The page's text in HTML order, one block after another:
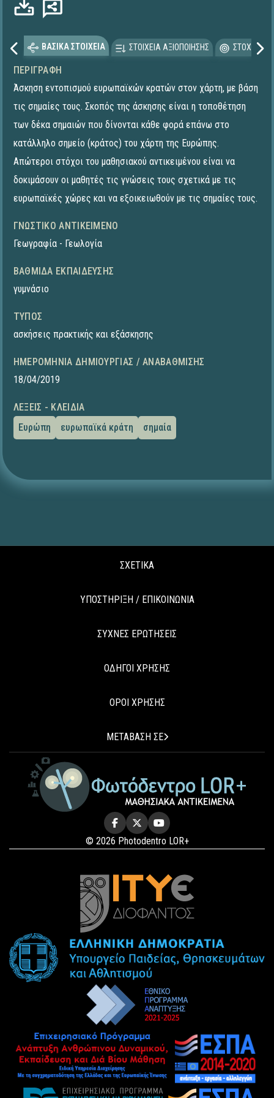
ΒΑΣΙΚΑ ΣΤΟΙΧΕΙΑ ΣΤΟΙΧΕΙΑ ΑΞΙΟΠΟΙΗΣΗΣ
ΠΕΡΙΓΡΑΦΉ
Άσκηση εντοπισμού ευρωπαϊκών κρατών στον χάρτη, με βάση
τις σημαίες τους. Σκοπός της άσκησης είναι η τοποθέτηση
των δέκα σημαιών που δίνονται κάθε φορά επάνω στο
κατάλληλο σημείο (κράτος) του χάρτη της Ευρώπης.
Απώτεροι στόχοι του μαθησιακού αντικειμένου είναι να
δοκιμάσουν οι μαθητές τις γνώσεις τους σχετικά με τις
ευρωπαϊκές χώρες και να εξοικειωθούν με τις σημαίες τους.
ΓΝΩΣΤΙΚΌ ΑΝΤΙΚΕΊΜΕΝΟ
Γεωγραφία - Γεωλογία
ΒΑΘΜΊΔΑ ΕΚΠΑΊΔΕΥΣΗΣ
γυμνάσιο
ΤΎΠΟΣ
ασκήσεις πρακτικής και εξάσκησης
ΗΜΕΡΟΜΗΝΊΑ ΔΗΜΙΟΥΡΓΊΑΣ / ΑΝΑΒΆΘΜΙΣΗΣ
18/04/2019
ΛΈΞΕΙΣ - ΚΛΕΙΔΙΆ
Ευρώπη
ευρωπαϊκά κράτη σημαία
ΣΧΕΤΙΚΑ
ΥΠΟΣΤΗΡΙΞΗ / ΕΠΙΚΟΙΝΩΝΙΑ
ΣΥΧΝΕΣ ΕΡΩΤΗΣΕΙΣ
ΟΔΗΓΟΙ ΧΡΗΣΗΣ
ΟΡΟΙ ΧΡΗΣΗΣ
ΜΕΤΑΒΑΣΗ ΣΕ
© 2026 Photodentro LOR+